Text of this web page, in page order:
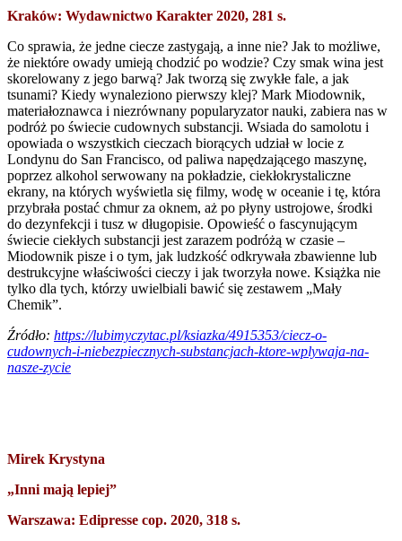
Kraków: Wydawnictwo Karakter 2020, 281 s.
Co sprawia, że jedne ciecze zastygają, a inne nie? Jak to możliwe,
że niektóre owady umieją chodzić po wodzie? Czy smak wina jest
skorelowany z jego barwą? Jak tworzą się zwykłe fale, a jak
tsunami? Kiedy wynaleziono pierwszy klej? Mark Miodownik,
materiałoznawca i niezrównany popularyzator nauki, zabiera nas w
podróż po świecie cudownych substancji. Wsiada do samolotu i
opowiada o wszystkich cieczach biorących udział w locie z
Londynu do San Francisco, od paliwa napędzającego maszynę,
poprzez alkohol serwowany na pokładzie, ciekłokrystaliczne
ekrany, na których wyświetla się filmy, wodę w oceanie i tę, która
przybrała postać chmur za oknem, aż po płyny ustrojowe, środki
do dezynfekcji i tusz w długopisie. Opowieść o fascynującym
świecie ciekłych substancji jest zarazem podróżą w czasie –
Miodownik pisze i o tym, jak ludzkość odkrywała zbawienne lub
destrukcyjne właściwości cieczy i jak tworzyła nowe. Książka nie
tylko dla tych, którzy uwielbiali bawić się zestawem „Mały
Chemik”.
Źródło: https://lubimyczytac.pl/ksiazka/4915353/ciecz-o-
cudownych-i-niebezpiecznych-substancjach-ktore-wplywaja-na-
nasze-zycie
Mirek Krystyna
„Inni mają lepiej”
Warszawa: Edipresse cop. 2020, 318 s.